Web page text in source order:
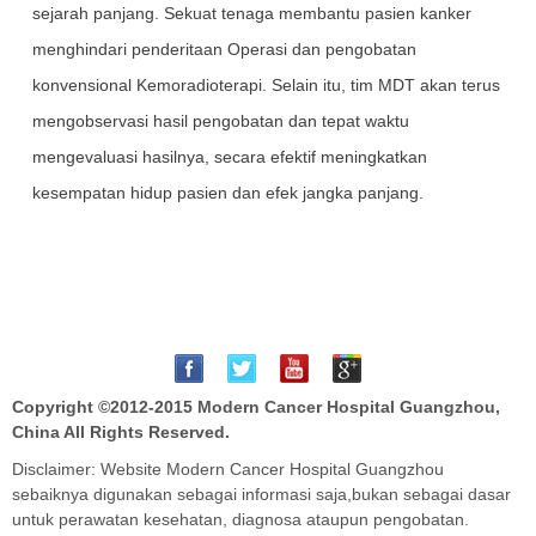
Telah berhasil melakukan reservasi untuk se
minar PALEMBANG
Ibu Eka Sari
**********65
Telah berhasil melakukan reservasi untuk se
minarPALEMBANG
Telah berhasil melakukan reservasi untuk se
ACEH
Bapak. Andrian
**********66
Telah berhasil melakukan reservasi untuk se
minarACEH
sejarah panjang. Sekuat tenaga membantu pasien kanker
menghindari penderitaan Operasi dan pengobatan
konvensional Kemoradioterapi. Selain itu, tim MDT akan terus
mengobservasi hasil pengobatan dan tepat waktu
mengevaluasi hasilnya, secara efektif meningkatkan
kesempatan hidup pasien dan efek jangka panjang.
Copyright ©2012-2015 Modern Cancer Hospital Guangzhou,
China All Rights Reserved.
Disclaimer: Website Modern Cancer Hospital Guangzhou
sebaiknya digunakan sebagai informasi saja,bukan sebagai dasar
untuk perawatan kesehatan, diagnosa ataupun pengobatan.